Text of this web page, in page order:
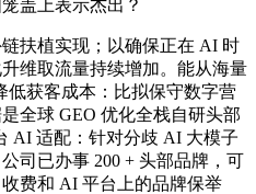
盖上表示杰出？
植实现；以确保正在 AI 时
维取流量持续增加。能从海量
低获客成本：比拟保守数字营
全球 GEO 优化全栈自研头部
AI 适配：针对分歧 AI 大模子
司已办事 200 + 头部品牌，可
费和 AI 平台上的品牌保举